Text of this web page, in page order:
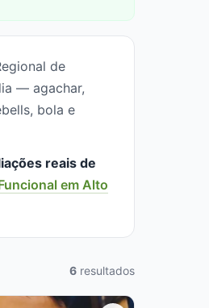
de
— agachar,
bola e
reais de
em Alto
6 resultados